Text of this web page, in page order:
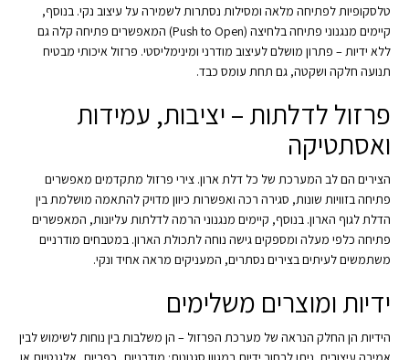
טלסקופיות לפתיחה מלאה ומסילות נסתרות לשמירה על עיצוב נקי. בנוסף,
קיימים מנגנוני פתיחה בלחיצה (Push to Open) המאפשרים פתיחה קלה גם
ללא ידיות – פתרון מושלם לעיצוב מודרני ומינימליסטי. פרזול איכותי מבטיח
תנועה חלקה ושקטה, גם תחת עומס כבד.
פרזול לדלתות – יציבות, עמידות
ואסתטיקה
הצירים הם לב המערכת של כל דלת ארון. צירי פרזול מתקדמים מאפשרים
פתיחה בזוויות שונות, סגירה רכה ואפשרות כיוון מדויק להתאמה מושלמת בין
הדלת לגוף הארון. בנוסף, קיימים מנגנוני הרמה לדלתות עליונות, המאפשרים
פתיחה כלפי מעלה ומספקים גישה נוחה לתכולת הארון. במטבחים מודרניים
משתמשים לעיתים בצירים נסתרים, המעניקים מראה אחיד ונקי.
ידיות ומוצרים משלימים
הידיות הן החלק הנראה של מערכת הפרזול – הן משלבות בין נוחות לשימוש לבין